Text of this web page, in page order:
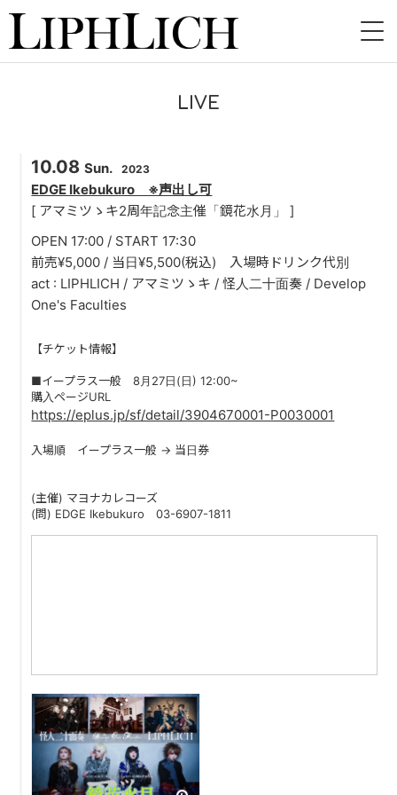
LIVE
INSTORE
BAND
VIDEO
PAST LIVE
GOODS
CONTACT
MESSAGE
LIVE
10.08 Sun. 2023
EDGE Ikebukuro ※声出し可
[ アマミツゝキ2周年記念主催「鏡花水月」 ]
OPEN 17:00 / START 17:30
前売¥5,000 / 当日¥5,500(税込) 入場時ドリンク代別
act : LIPHLICH / アマミツゝキ / 怪人二十面奏 / Develop
One's Faculties
【チケット情報】
■イープラス一般 8月27日(日) 12:00~
購入ページURL
https://eplus.jp/sf/detail/3904670001-P0030001
入場順 イープラス一般 → 当日券
(主催) マヨナカレコーズ
(問) EDGE Ikebukuro 03-6907-1811